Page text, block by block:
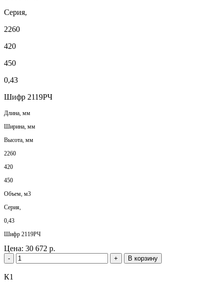
Серия,
2260
420
450
0,43
Шифр 2119РЧ
Длина, мм
Ширина, мм
Высота, мм
2260
420
450
Объем, м3
Серия,
0,43
Шифр 2119РЧ
Цена: 30 672 р.
- + В корзину
К1